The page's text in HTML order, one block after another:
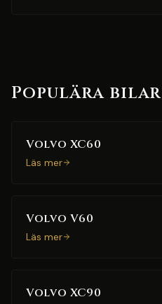
Populära bilar
Volvo XC60
Läs mer
Volvo V60
Läs mer
Volvo XC90